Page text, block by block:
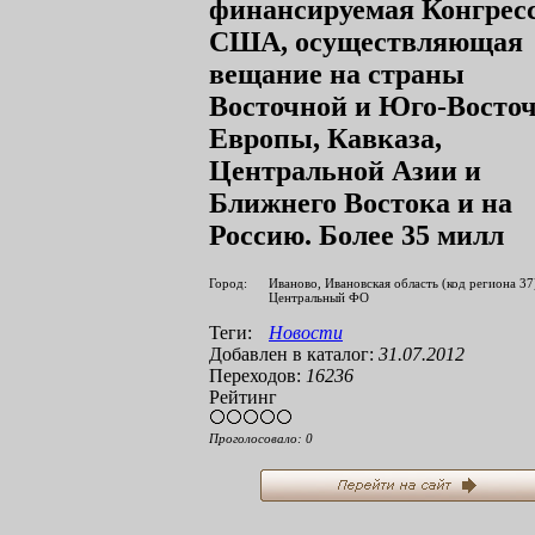
финансируемая
США, осуществляющая
вещание на страны
Восточной и Юго-
Европы, Кавказа,
Центральной Азии и
Ближнего Востока и на
Россию. Более 35 милл
Город:
Иваново, Ивановская область (код региона
Центральный ФО
Теги:
Новости
Добавлен в каталог: 31.07.2012
Переходов: 16236
Рейтинг
Проголосовало: 0